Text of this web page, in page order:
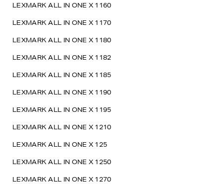
LEXMARK ALL IN ONE X 1160
LEXMARK ALL IN ONE X 1170
LEXMARK ALL IN ONE X 1180
LEXMARK ALL IN ONE X 1182
LEXMARK ALL IN ONE X 1185
LEXMARK ALL IN ONE X 1190
LEXMARK ALL IN ONE X 1195
LEXMARK ALL IN ONE X 1210
LEXMARK ALL IN ONE X 125
LEXMARK ALL IN ONE X 1250
LEXMARK ALL IN ONE X 1270